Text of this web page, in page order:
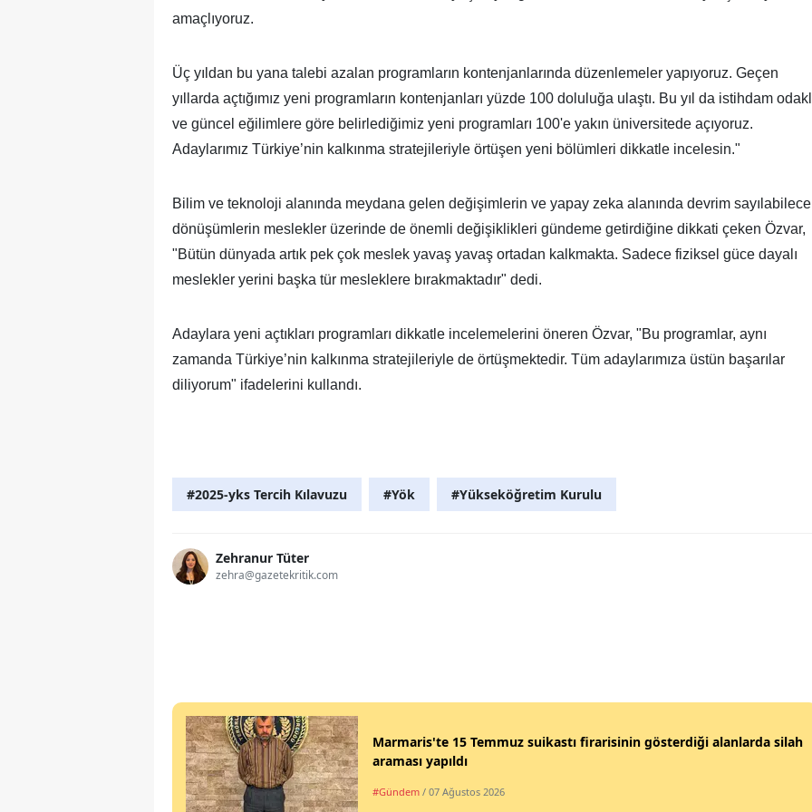
amaçlıyoruz.
Üç yıldan bu yana talebi azalan programların kontenjanlarında düzenlemeler yapıyoruz. Geçen
yıllarda açtığımız yeni programların kontenjanları yüzde 100 doluluğa ulaştı. Bu yıl da istihdam
ve güncel eğilimlere göre belirlediğimiz yeni programları 100'e yakın üniversitede açıyoruz.
Adaylarımız Türkiye’nin kalkınma stratejileriyle örtüşen yeni bölümleri dikkatle incelesin."
Bilim ve teknoloji alanında meydana gelen değişimlerin ve yapay zeka alanında devrim
dönüşümlerin meslekler üzerinde de önemli değişiklikleri gündeme getirdiğine dikkati çeken Özvar,
"Bütün dünyada artık pek çok meslek yavaş yavaş ortadan kalkmakta. Sadece fiziksel güce dayalı
meslekler yerini başka tür mesleklere bırakmaktadır" dedi.
Adaylara yeni açtıkları programları dikkatle incelemelerini öneren Özvar, "Bu programlar, aynı
zamanda Türkiye’nin kalkınma stratejileriyle de örtüşmektedir. Tüm adaylarımıza üstün başarılar
diliyorum" ifadelerini kullandı.
#2025-yks Tercih Kılavuzu #Yök #Yükseköğretim Kurulu
Zehranur Tüter
zehra@gazetekritik.com
Marmaris'te 15 Temmuz suikastı firarisinin gösterdiği alanlarda silah
araması yapıldı
#Gündem / 07 Ağustos 2026